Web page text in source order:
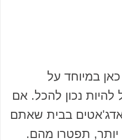
במיוחד על
להיות נכון להכל. אם
בבית שאתם
תפטרו מהם.